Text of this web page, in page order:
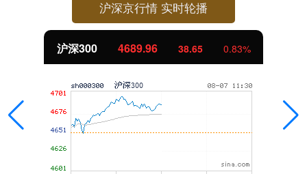
沪深京行情 实时轮播
38.65 0.83%